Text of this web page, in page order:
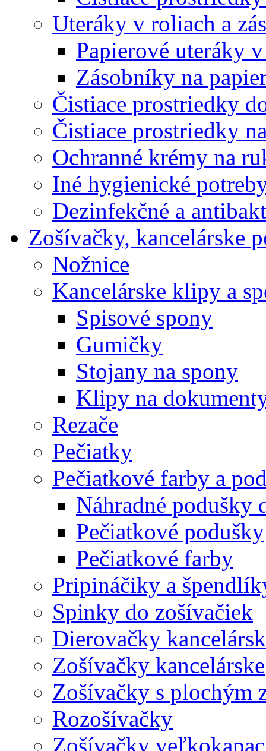
Uteráky v roliach a
Papierové uteráky
Zásobníky na
Čistiace prostriedky
Čistiace prostriedky
Ochranné krémy na
Iné hygienické
Dezinfekčné a
Zošívačky, kancelárske
Nožnice
Kancelárske klipy a
Spisové spony
Gumičky
Stojany na spony
Klipy na
Rezače
Pečiatky
Pečiatkové farby a
Náhradné podušky
Pečiatkové podušky
Pečiatkové farby
Pripináčiky a
Spinky do zošívačiek
Dierovačky
Zošívačky kancelárske
Zošívačky s plochým
Rozošívačky
Zošívačky